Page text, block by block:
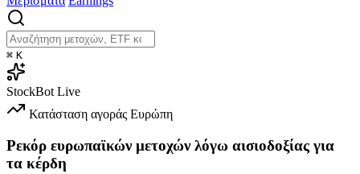
⌘ K
StockBot Live
Κατάσταση αγοράς Ευρώπη
Ρεκόρ ευρωπαϊκών μετοχών λόγω αισιοδοξίας για
τα κέρδη